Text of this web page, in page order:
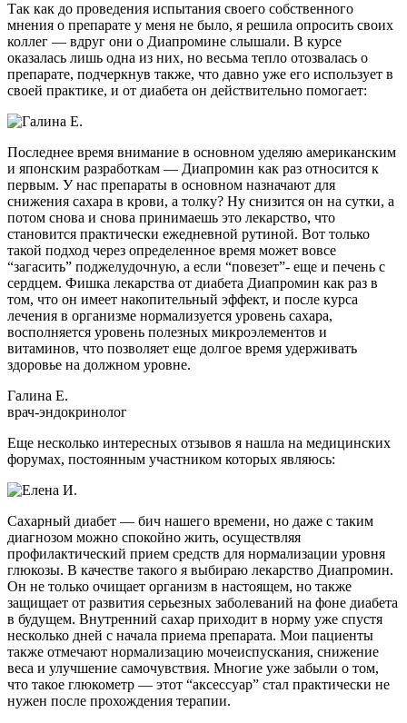
Так как до проведения испытания своего собственного
мнения о препарате у меня не было, я решила опросить своих
коллег — вдруг они о Диапромине слышали. В курсе
оказалась лишь одна из них, но весьма тепло отозвалась о
препарате, подчеркнув также, что давно уже его использует в
своей практике, и от диабета он действительно помогает:
Последнее время внимание в основном уделяю американским
и японским разработкам — Диапромин как раз относится к
первым. У нас препараты в основном назначают для
снижения сахара в крови, а толку? Ну снизится он на сутки, а
потом снова и снова принимаешь это лекарство, что
становится практически ежедневной рутиной. Вот только
такой подход через определенное время может вовсе
“загасить” поджелудочную, а если “повезет”- еще и печень с
сердцем. Фишка лекарства от диабета Диапромин как раз в
том, что он имеет накопительный эффект, и после курса
лечения в организме нормализуется уровень сахара,
восполняется уровень полезных микроэлементов и
витаминов, что позволяет еще долгое время удерживать
здоровье на должном уровне.
Галина Е.
врач-эндокринолог
Еще несколько интересных отзывов я нашла на медицинских
форумах, постоянным участником которых являюсь:
Сахарный диабет — бич нашего времени, но даже с таким
диагнозом можно спокойно жить, осуществляя
профилактический прием средств для нормализации уровня
глюкозы. В качестве такого я выбираю лекарство Диапромин.
Он не только очищает организм в настоящем, но также
защищает от развития серьезных заболеваний на фоне диабета
в будущем. Внутренний сахар приходит в норму уже спустя
несколько дней с начала приема препарата. Мои пациенты
также отмечают нормализацию мочеиспускания, снижение
веса и улучшение самочувствия. Многие уже забыли о том,
что такое глюкометр — этот “аксессуар” стал практически не
нужен после прохождения терапии.